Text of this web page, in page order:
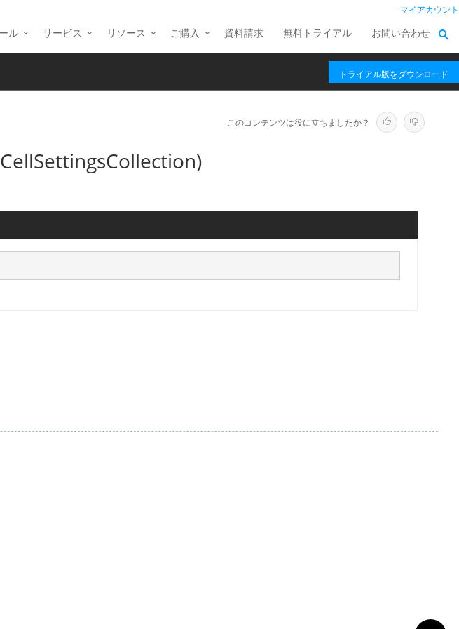
マイアカウント
ル サービス リソース ご購入 資料請求 無料トライアル お問い合わせ
トライアル版をダウンロード
このコンテンツは役に立ちましたか？